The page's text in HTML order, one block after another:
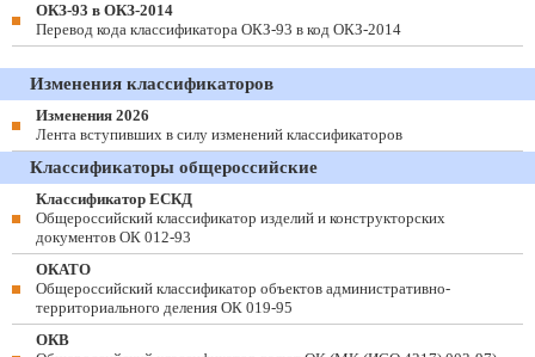
ОКЗ-93 в ОКЗ-2014
Перевод кода классификатора ОКЗ-93 в код ОКЗ-2014
Изменения классификаторов
Изменения 2026
Лента вступивших в силу изменений классификаторов
Классификаторы общероссийские
Классификатор ЕСКД
Общероссийский классификатор изделий и конструкторских
документов ОК 012-93
ОКАТО
Общероссийский классификатор объектов административно-
территориального деления ОК 019-95
ОКВ